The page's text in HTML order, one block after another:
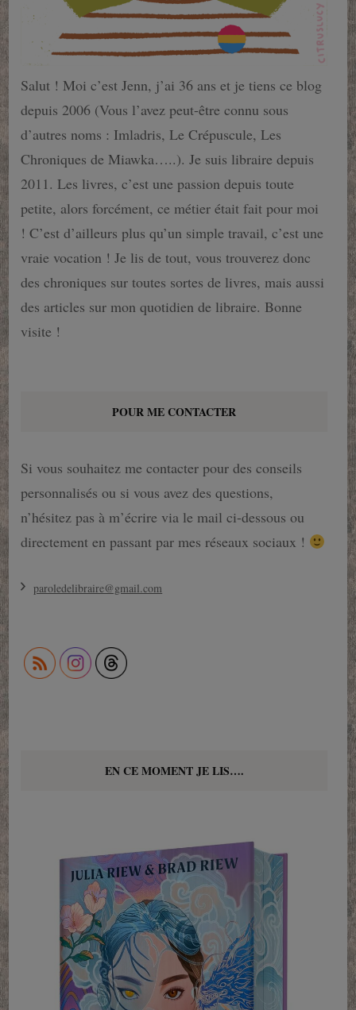
Salut ! Moi c’est Jenn, j’ai 36 ans et je tiens ce blog
depuis 2006 (Vous l’avez peut-être connu sous
d’autres noms : Imladris, Le Crépuscule, Les
Chroniques de Miawka…..). Je suis libraire depuis
2011. Les livres, c’est une passion depuis toute
petite, alors forcément, ce métier était fait pour moi
! C’est d’ailleurs plus qu’un simple travail, c’est une
vraie vocation ! Je lis de tout, vous trouverez donc
des chroniques sur toutes sortes de livres, mais aussi
des articles sur mon quotidien de libraire. Bonne
visite !
POUR ME CONTACTER
Si vous souhaitez me contacter pour des conseils
personnalisés ou si vous avez des questions,
n’hésitez pas à m’écrire via le mail ci-dessous ou
directement en passant par mes réseaux sociaux !
paroledelibraire@gmail.com
EN CE MOMENT JE LIS….